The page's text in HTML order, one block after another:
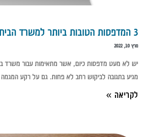
3 המדפסות הטובות ביותר למשרד הביתי שלכם
מרץ 10, 2022
יש לא מעט מדפסות כיום, אשר מתאימות עבור משרד
מגיע בתגובה לביקוש רחב לא פחות. גם על רקע המגמה
לקריאה »